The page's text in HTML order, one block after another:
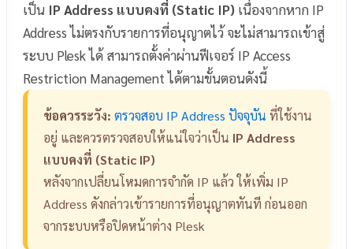
เป็น IP Address แบบคงที่ (Static IP) เนื่องจากหาก IP
Address ไม่ตรงกับรายการที่อนุญาตไว้ จะไม่สามารถเข้าสู่
ระบบ Plesk ได้ สามารถตั้งค่าผ่านฟีเจอร์ IP Access
Restriction Management ได้ตามขั้นตอนดังนี้
ข้อควรระวัง: ตรวจสอบ IP Address ปัจจุบัน ที่ใช้งาน
อยู่ และควรตรวจสอบให้แน่ใจว่าเป็น IP Address
แบบคงที่ (Static IP)
หลังจากเปลี่ยนโหมดการจำกัด IP แล้ว ให้เพิ่ม IP
Address ดังกล่าวเข้ารายการที่อนุญาตทันที ก่อนออก
จากระบบหรือปิดหน้าต่าง Plesk